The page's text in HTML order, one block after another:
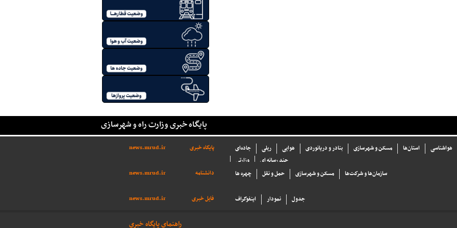
پایگاه خبری وزارت راه و شهرسازی
پایگاه خبری news.mrud.ir جاده‌ای ریلی هوایی بنادر و دریانوردی مسکن و شهرسازی استان‌ها
هواشناسی
وزارتی
چند رسانه ای
دانشنامه
news.mrud.ir چهره ها حمل و نقل مسکن و شهرسازی سازما‌ن‌ها و شركت‌ها
فایل خبری news.mrud.ir اینفوگراف نمودار جدول
راهنمای پایگاه خبری